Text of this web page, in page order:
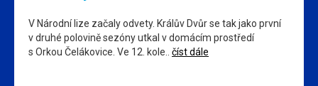
V Národní lize začaly odvety. Králův Dvůr se tak jako první
v druhé polovině sezóny utkal v domácím prostředí
s Orkou Čelákovice. Ve 12. kole.. číst dále